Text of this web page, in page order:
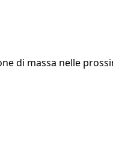
di massa nelle